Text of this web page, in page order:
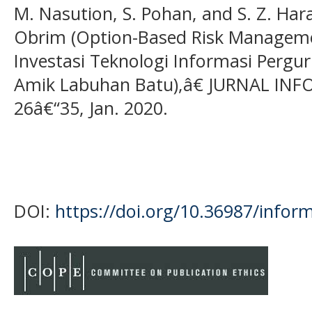
M. Nasution, S. Pohan, and S. Z.
Obrim (Option-Based Risk
Investasi Teknologi Informasi
Amik Labuhan Batu),â€ JURNAL
26â€“35, Jan. 2020.
DOI: https://doi.org/10.36987/